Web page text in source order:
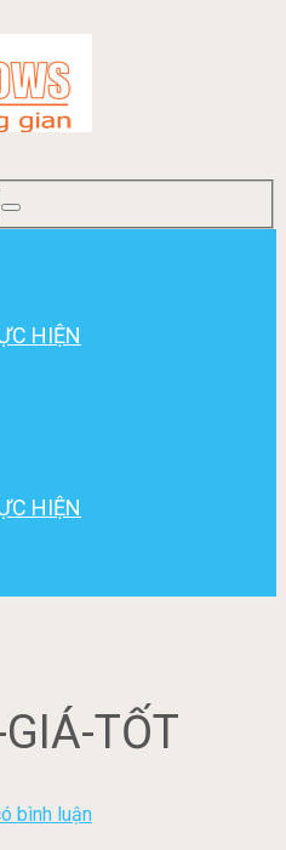
HIỆN
HIỆN
TỐT
bình luận